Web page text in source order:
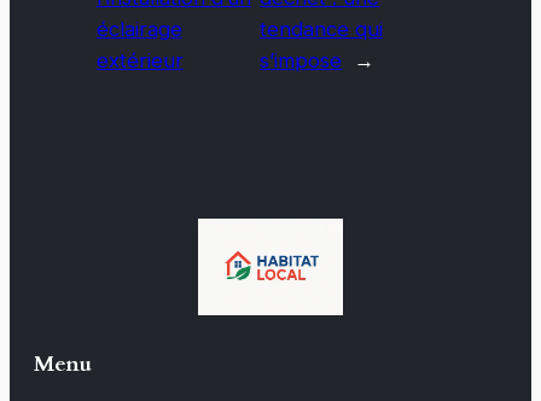
éclairage
extérieur
tendance qui
s’impose
→
Menu